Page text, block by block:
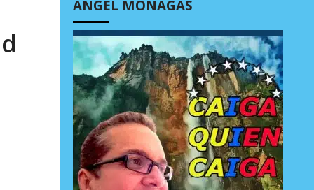
ÁNGEL MONAGAS